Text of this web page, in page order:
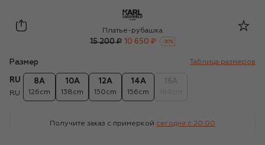
Karl Lagerfeld Kids
Платье-рубашка
15 200 ₽ 10 650 ₽ -30%
Размер Таблица размеров
RU
RU
8A
126cm
10A
138cm
12A
150cm
14A
156cm
Получите заказ с примеркой сегодня c 20:00